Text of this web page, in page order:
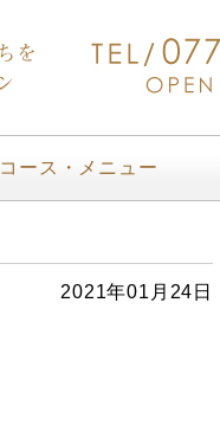
コース・メニュー
2021年01月24日